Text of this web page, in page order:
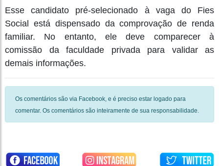
Esse candidato pré-selecionado à vaga do Fies
Social está dispensado da comprovação de renda
familiar. No entanto, ele deve comparecer à
comissão da faculdade privada para validar as
demais informações.
Os comentários são via Facebook, e é preciso estar logado para
comentar. Os comentários são inteiramente de sua responsabilidade.